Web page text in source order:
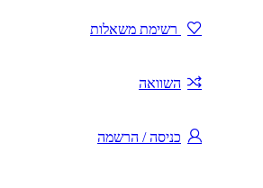
רשימת משאלות
השוואה
כניסה / הרשמה